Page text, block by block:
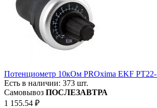
Потенциометр 10кОм PROxima EKF
Есть в наличии: 373 шт.
Самовывоз ПОСЛЕЗАВТРА
1 155.54 ₽